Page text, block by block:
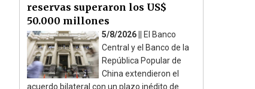
reservas superaron los US$
50.000 millones
5/8/2026 ||
El Banco
Central y el Banco de la
República Popular de
China extendieron el
acuerdo bilateral con un plazo inédito de